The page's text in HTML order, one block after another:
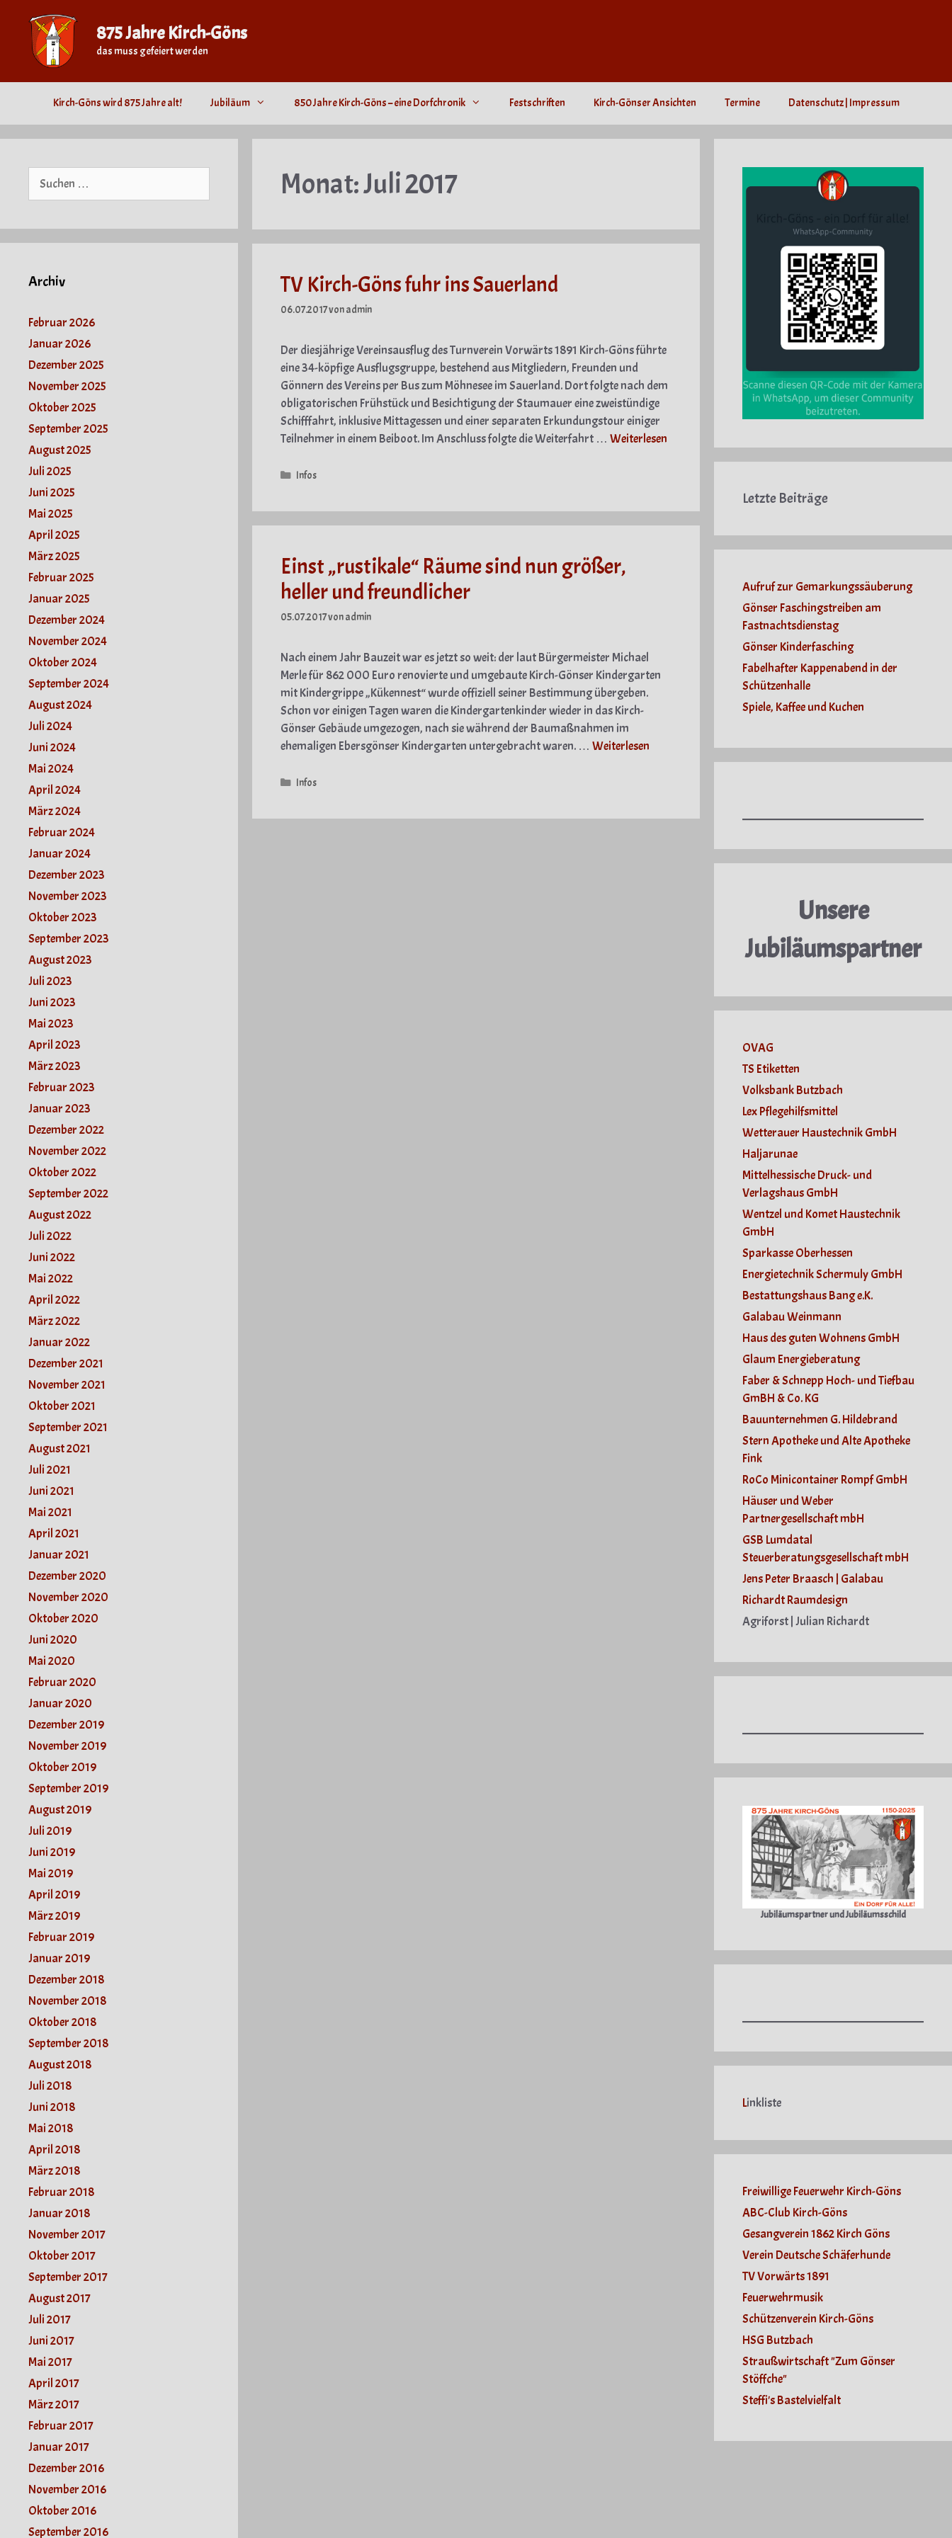
springen
875 Jahre Kirch-Göns
das muss gefeiert werden
Kirch-Göns wird 875 Jahre alt! Jubiläum 850 Jahre Kirch-Göns – eine Dorfchronik Festschriften Kirch-Gönser Ansichten Termine Datenschutz | Impressum
Monat:Juli 2017
TV Kirch-Göns fuhr ins Sauerland
06.07.2017vonadmin
Der diesjährige Vereinsausflug des Turnverein Vorwärts 1891 Kirch-Göns führte
eine 34-köpfige Ausflugsgruppe, bestehend aus Mitgliedern, Freunden und
Gönnern des Vereins per Bus zum Möhnesee im Sauerland. Dort folgte nach dem
obligatorischen Frühstück und Besichtigung der Staumauer eine zweistündige
Schifffahrt, inklusive Mittagessen und einer separaten Erkundungstour einiger
Teilnehmer in einem Beiboot. Im Anschluss folgte die Weiterfahrt … Weiterlesen
Kategorien
Infos
Einst „rustikale“ Räume sind nun größer,
heller und freundlicher
05.07.2017vonadmin
Nach einem Jahr Bauzeit war es jetzt so weit: der laut Bürgermeister Michael
Merle für 862 000 Euro renovierte und umgebaute Kirch-Gönser Kindergarten
mit Kindergrippe „Kükennest“ wurde offiziell seiner Bestimmung übergeben.
Schon vor einigen Tagen waren die Kindergartenkinder wieder in das Kirch-
Gönser Gebäude umgezogen, nach sie während der Baumaßnahmen im
ehemaligen Ebersgönser Kindergarten untergebracht waren. … Weiterlesen
Kategorien
Infos
Archiv
Februar 2026
Januar 2026
Dezember 2025
November 2025
Oktober 2025
September 2025
August 2025
Juli 2025
Juni 2025
Mai 2025
April 2025
März 2025
Februar 2025
Januar 2025
Dezember 2024
November 2024
Oktober 2024
September 2024
August 2024
Juli 2024
Juni 2024
Mai 2024
April 2024
März 2024
Februar 2024
Januar 2024
Dezember 2023
November 2023
Oktober 2023
September 2023
August 2023
Juli 2023
Juni 2023
Mai 2023
April 2023
März 2023
Februar 2023
Januar 2023
Dezember 2022
November 2022
Oktober 2022
September 2022
August 2022
Juli 2022
Juni 2022
Mai 2022
April 2022
März 2022
Januar 2022
Dezember 2021
November 2021
Oktober 2021
September 2021
August 2021
Juli 2021
Juni 2021
Mai 2021
April 2021
Januar 2021
Dezember 2020
November 2020
Oktober 2020
Juni 2020
Mai 2020
Februar 2020
Januar 2020
Dezember 2019
November 2019
Oktober 2019
September 2019
August 2019
Juli 2019
Juni 2019
Mai 2019
April 2019
März 2019
Februar 2019
Januar 2019
Dezember 2018
November 2018
Oktober 2018
September 2018
August 2018
Juli 2018
Juni 2018
Mai 2018
April 2018
März 2018
Februar 2018
Januar 2018
November 2017
Oktober 2017
September 2017
August 2017
Juli 2017
Juni 2017
Mai 2017
April 2017
März 2017
Februar 2017
Januar 2017
Dezember 2016
November 2016
Oktober 2016
September 2016
Letzte Beiträge
Aufruf zur Gemarkungssäuberung
Gönser Faschingstreiben am
Fastnachtsdienstag
Gönser Kinderfasching
Fabelhafter Kappenabend in der
Schützenhalle
Spiele, Kaffee und Kuchen
Unsere
Jubiläumspartner
OVAG
TS Etiketten
Volksbank Butzbach
Lex Pflegehilfsmittel
Wetterauer Haustechnik GmbH
Haljarunae
Mittelhessische Druck- und
Verlagshaus GmbH
Wentzel und Komet Haustechnik
GmbH
Sparkasse Oberhessen
Energietechnik Schermuly GmbH
Bestattungshaus Bang e.K.
Galabau Weinmann
Haus des guten Wohnens GmbH
Glaum Energieberatung
Faber & Schnepp Hoch- und Tiefbau
GmBH & Co. KG
Bauunternehmen G. Hildebrand
Stern Apotheke und Alte Apotheke
Fink
RoCo Minicontainer Rompf GmbH
Häuser und Weber
Partnergesellschaft mbH
GSB Lumdatal
Steuerberatungsgesellschaft mbH
Jens Peter Braasch | Galabau
Richardt Raumdesign
Agriforst | Julian Richardt
Jubiläumspartner und Jubiläumsschild
Linkliste
Freiwillige Feuerwehr Kirch-Göns
ABC-Club Kirch-Göns
Gesangverein 1862 Kirch Göns
Verein Deutsche Schäferhunde
TV Vorwärts 1891
Feuerwehrmusik
Schützenverein Kirch-Göns
HSG Butzbach
Straußwirtschaft "Zum Gönser
Stöffche"
Steffi's Bastelvielfalt